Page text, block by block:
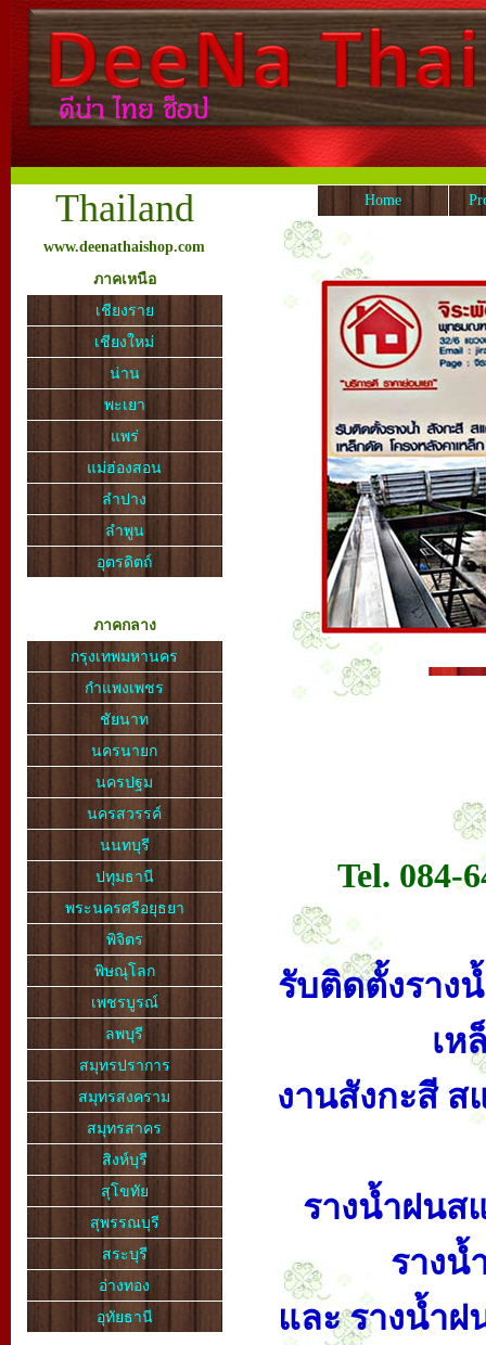
Thailand
www.deenathaishop.com
ภาคเหนือ
เชียงราย
เชียงใหม่
น่าน
พะเยา
แพร่
แม่ฮ่องสอน
ลำปาง
ลำพูน
อุตรดิตถ์
ภาคกลาง
กรุงเทพมหานคร
กำแพงเพชร
ชัยนาท
นครนายก
นครปฐม
นครสวรรค์
นนทบุรี
ปทุมธานี
พระนครศรีอยุธยา
พิจิตร
พิษณุโลก
เพชรบูรณ์
ลพบุรี
สมุทรปราการ
สมุทรสงคราม
สมุทรสาคร
สิงห์บุรี
สุโขทัย
สุพรรณบุรี
สระบุรี
อ่างทอง
อุทัยธานี
Home
Tel. 084-
รับติดตั้งราง
เห
งานสังกะสี
รางน้ำฝนส
รางน้
และ รางน้ำฝ